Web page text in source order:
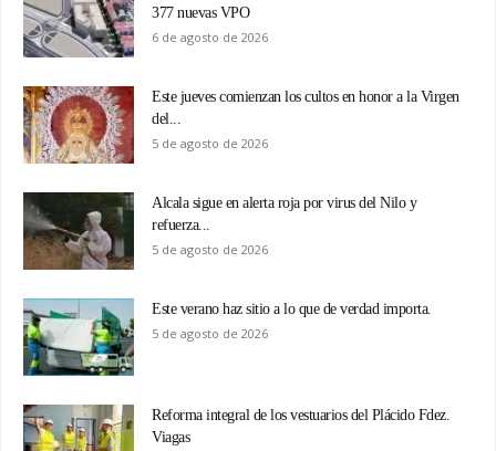
377 nuevas VPO
6 de agosto de 2026
Este jueves comienzan los cultos en honor a la Virgen
del...
5 de agosto de 2026
Alcala sigue en alerta roja por virus del Nilo y
refuerza...
5 de agosto de 2026
Este verano haz sitio a lo que de verdad importa.
5 de agosto de 2026
Reforma integral de los vestuarios del Plácido Fdez.
Viagas